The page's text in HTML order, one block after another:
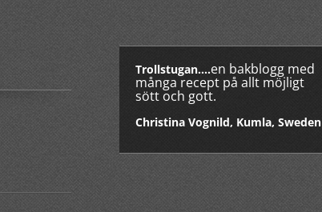
Trollstugan....en bakblogg med
många recept på allt möjligt
sött och gott.
Christina Vognild, Kumla, Sweden